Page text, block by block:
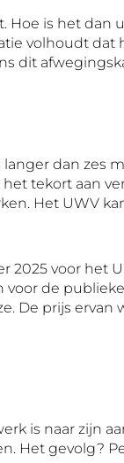
Hoe is het dan
volhoudt dat
dit
dan zes
het tekort aan
Het UWV
voor het
de
De prijs
is naar zijn
Het gevolg?